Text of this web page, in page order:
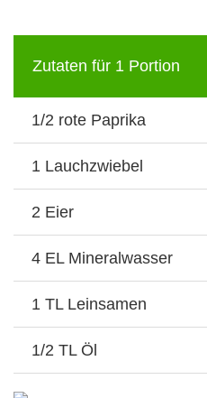
Zutaten für 1 Portion
1/2 rote Paprika
1 Lauchzwiebel
2 Eier
4 EL Mineralwasser
1 TL Leinsamen
1/2 TL Öl